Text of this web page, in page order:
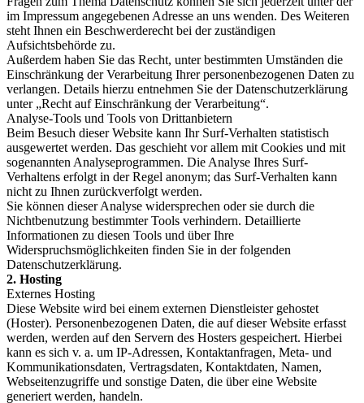
im Impressum angegebenen Adresse an uns wenden. Des Weiteren
steht Ihnen ein Beschwerderecht bei der zuständigen
Aufsichtsbehörde zu.
Außerdem haben Sie das Recht, unter bestimmten Umständen die
Einschränkung der Verarbeitung Ihrer personenbezogenen Daten zu
verlangen. Details hierzu entnehmen Sie der Datenschutzerklärung
unter „Recht auf Einschränkung der Verarbeitung“.
Analyse-Tools und Tools von Drittanbietern
Beim Besuch dieser Website kann Ihr Surf-Verhalten statistisch
ausgewertet werden. Das geschieht vor allem mit Cookies und mit
sogenannten Analyseprogrammen. Die Analyse Ihres Surf-
Verhaltens erfolgt in der Regel anonym; das Surf-Verhalten kann
nicht zu Ihnen zurückverfolgt werden.
Sie können dieser Analyse widersprechen oder sie durch die
Nichtbenutzung bestimmter Tools verhindern. Detaillierte
Informationen zu diesen Tools und über Ihre
Widerspruchsmöglichkeiten finden Sie in der folgenden
Datenschutzerklärung.
2. Hosting
Externes Hosting
Diese Website wird bei einem externen Dienstleister gehostet
(Hoster). Personenbezogenen Daten, die auf dieser Website erfasst
werden, werden auf den Servern des Hosters gespeichert. Hierbei
kann es sich v. a. um IP-Adressen, Kontaktanfragen, Meta- und
Kommunikationsdaten, Vertragsdaten, Kontaktdaten, Namen,
Webseitenzugriffe und sonstige Daten, die über eine Website
generiert werden, handeln.